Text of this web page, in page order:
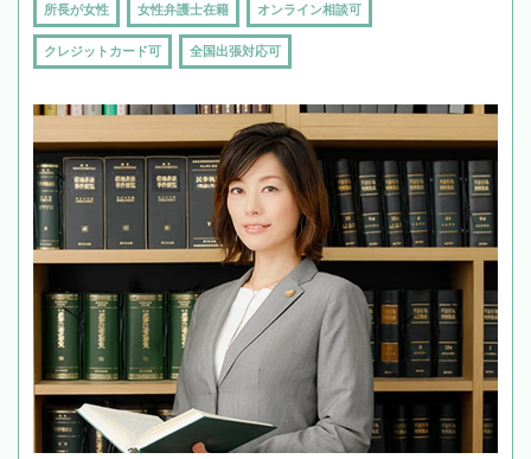
所長が女性 女性弁護士在籍 オンライン相談可
クレジットカード可 全国出張対応可